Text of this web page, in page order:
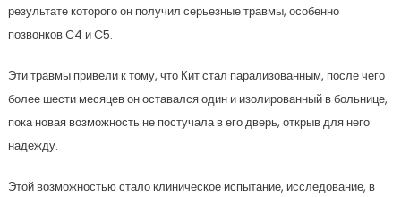
результате которого он получил серьезные травмы, особенно
позвонков C4 и C5.
Эти травмы привели к тому, что Кит стал парализованным, после чего
более шести месяцев он оставался один и изолированный в больнице,
пока новая возможность не постучала в его дверь, открыв для него
надежду.
Этой возможностью стало клиническое испытание, исследование, в